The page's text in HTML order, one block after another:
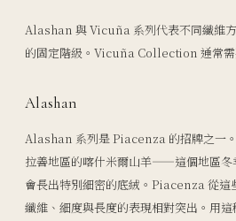
Alashan 與 Vicuña 系列代表不同纖維
的固定階級。Vicuña Collection 通常需
Alashan
Alashan 系列是 Piacenza 的招牌之一
拉善地區的喀什米爾山羊——這個地區冬
會長出特別細密的底絨。Piacenza 從這
纖維、細度與長度的表現相對突出。用